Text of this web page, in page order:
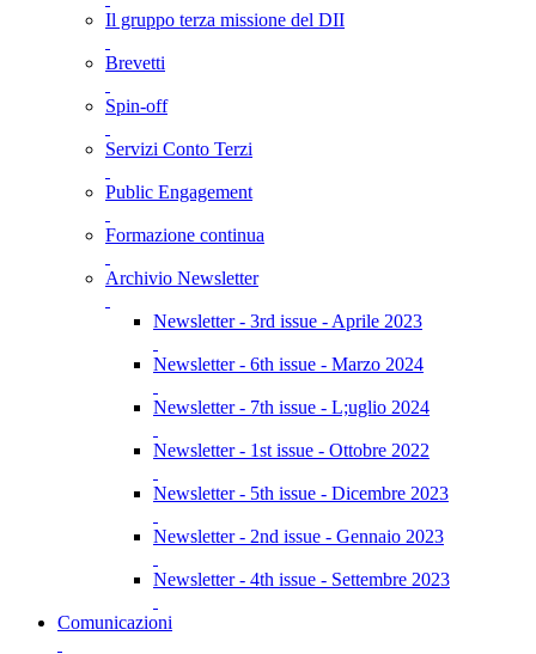
Il gruppo terza missione del DII
Brevetti
Spin-off
Servizi Conto Terzi
Public Engagement
Formazione continua
Archivio Newsletter
Newsletter - 3rd issue - Aprile 2023
Newsletter - 6th issue - Marzo 2024
Newsletter - 7th issue - L;uglio 2024
Newsletter - 1st issue - Ottobre 2022
Newsletter - 5th issue - Dicembre 2023
Newsletter - 2nd issue - Gennaio 2023
Newsletter - 4th issue - Settembre 2023
Comunicazioni